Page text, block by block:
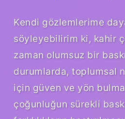
Kendi gözlemlerime
söyleyebilirim ki, kahir
zaman olumsuz bir
durumlarda, toplumsal
için güven ve yön
çoğunluğun sürekli